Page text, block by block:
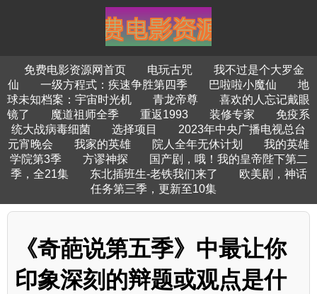
免费电影资源网首页 电玩古咒
我不过是个大罗金
仙
一级方程式：疾速争胜第四季 巴啦啦小魔仙
地
球未知档案：宇宙时光机
青龙帝尊
喜欢的人忘记戴眼
镜了
魔道祖师全季 重返1993 装修专家
免疫系
统大战病毒细菌
选择项目
2023年中央广播电视总台
元宵晚会
我家的英雄 院人全年无休计划
我的英雄
学院第3季
方谬神探
国产剧，哦！我的皇帝陛下第二
季，全21集
东北插班生-老铁我们来了
欧美剧，神话
任务第三季，更新至10集
《奇葩说第五季》中最让你
印象深刻的辩题或观点是什